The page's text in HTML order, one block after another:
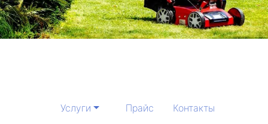
Услуги Прайс Контакты